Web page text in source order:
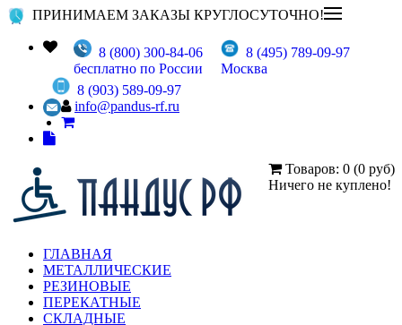
ПРИНИМАЕМ ЗАКАЗЫ КРУГЛОСУТОЧНО!
8 (800) 300-84-06
бесплатно по России
8 (495) 789-09-97
Москва
8 (903) 589-09-97
info@pandus-rf.ru
Товаров: 0 (0 руб)
Ничего не куплено!
ГЛАВНАЯ
МЕТАЛЛИЧЕСКИЕ
РЕЗИНОВЫЕ
ПЕРЕКАТНЫЕ
СКЛАДНЫЕ